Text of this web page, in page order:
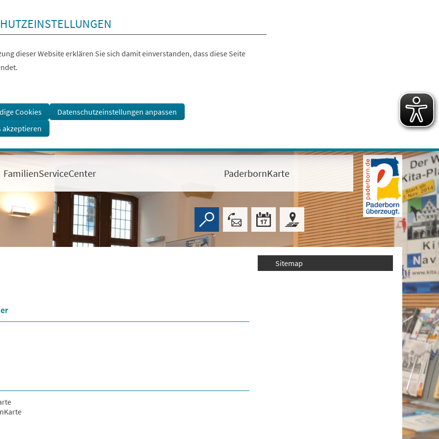
dieser Website erklären Sie sich damit einverstanden, dass diese Seite
Cookies
Datenschutzeinstellungen anpassen
akzeptieren
FamilienServiceCenter PaderbornKarte
Sitemap